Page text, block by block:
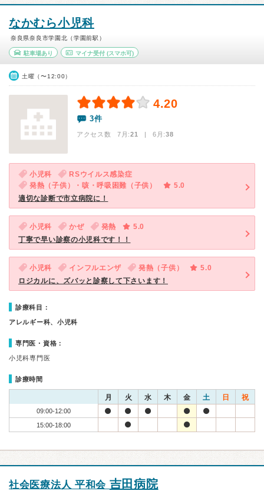
なかむら小児科
奈良県奈良市学園北（学園前駅）
駐車場あり マイナ受付(スマホ可)
土曜（〜12:00）
4.20
3件
アクセス数 7月:21 | 6月:38
小児科
RSウイルス感染症
発熱（子供）・咳・呼吸困難（子供）
5.0
適切な診断で市立病院に！
小児科 かぜ 発熱
5.0
丁寧で早い診察の小児科です！！
小児科 インフルエンザ 発熱（子供）
5.0
ロジカルに、ズバッと診察して下さいます！
診療科目：
アレルギー科、小児科
専門医・資格：
小児科専門医
診療時間
月 火 水 木 金 土 日 祝
09:00-12:00
15:00-18:00
社会医療法人 平和会 吉田病院